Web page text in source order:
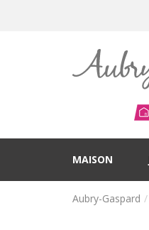
MAISON
Aubry-Gaspard